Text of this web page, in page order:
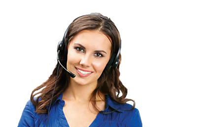
гидромассажеров
гидромодулей
гидроциклов
гигрометров
гильотинных ножей
гироскутеров
гладильных систем
глинтвейн-мейкеров
глубинных вибраторов
гомогенизаторов
gps часов
gps навигаторов
gps трекеров